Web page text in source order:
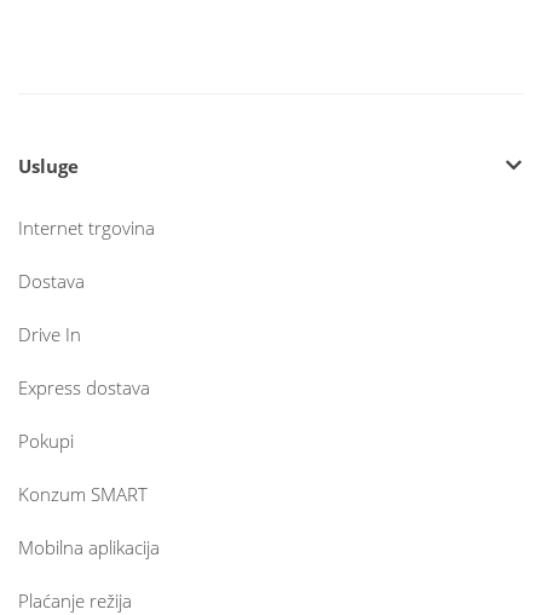
Usluge
Internet trgovina
Dostava
Drive In
Express dostava
Pokupi
Konzum SMART
Mobilna aplikacija
Plaćanje režija